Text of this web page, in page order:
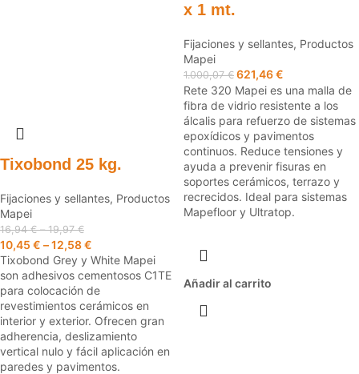
Tixobond 25 kg.
Fijaciones y sellantes, Productos
Mapei
16,94€–19,97€
10,45 € –12,58€
Tixobond Grey y White Mapei
son adhesivos cementosos C1TE
para colocación de
revestimientos cerámicos en
interior y exterior. Ofrecen gran
adherencia, deslizamiento
vertical nulo y fácil aplicación en
paredes y pavimentos.
x 1 mt.
Fijaciones y sellantes, Productos
Mapei
1.000,07€ 621,46€
Rete 320 Mapei es una malla de
fibra de vidrio resistente a los
álcalis para refuerzo de sistemas
epoxídicos y pavimentos
continuos. Reduce tensiones y
ayuda a prevenir fisuras en
soportes cerámicos, terrazo y
recrecidos. Ideal para sistemas
Mapefloor y Ultratop.
Añadir al carrito